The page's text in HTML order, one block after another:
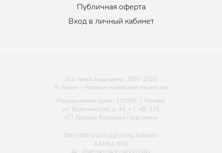
Публичная оферта
Вход в личный кабинет
Все права защищены. 2007-2026
© Атами - Магазин корейской косметики
Юридический адрес: 115597, г. Москва,
ул. Воронежская, д. 44, к 1, кВ. 175
ИП Зверева Вероника Георгиевна
ПАО ФИЛИАЛ «ЦЕНТРАЛЬНЫЙ»
БАНКА ВТБ